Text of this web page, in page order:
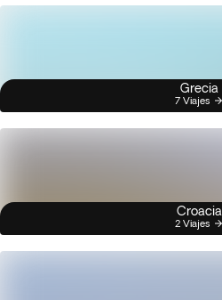
Grecia
7 Viajes
Croacia
2 Viajes